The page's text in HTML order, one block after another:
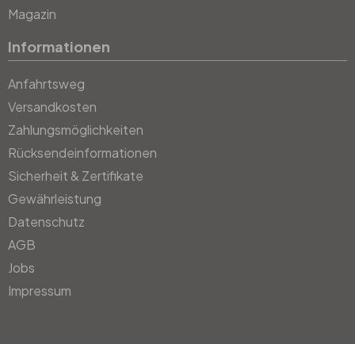
Magazin
Informationen
Anfahrtsweg
Versandkosten
Zahlungsmöglichkeiten
Rücksendeinformationen
Sicherheit & Zertifikate
Gewährleistung
Datenschutz
AGB
Jobs
Impressum